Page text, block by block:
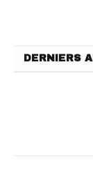
DERNIERS